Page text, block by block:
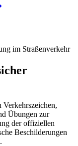
im Straßenverkehr
Verkehrszeichen,
Übungen zur
der offiziellen
Beschilderungen